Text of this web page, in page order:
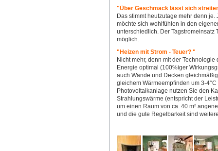
"Über Geschmack lässt sich
Das stimmt heutzutage mehr denn
möchte sich wohlfühlen in den
unterschiedlich. Der Tagstromeinsatz
möglich.
"Heizen mit Strom - Teuer? "
Nicht mehr, denn mit der
Energie optimal (100%iger
auch Wände und Decken
gleichem Wärmeempfinden um 3-
Photovoltaikanlage nutzen Sie den
Strahlungswärme (entspricht der
um einen Raum von ca. 40 m²
und die gute Regelbarkeit sind